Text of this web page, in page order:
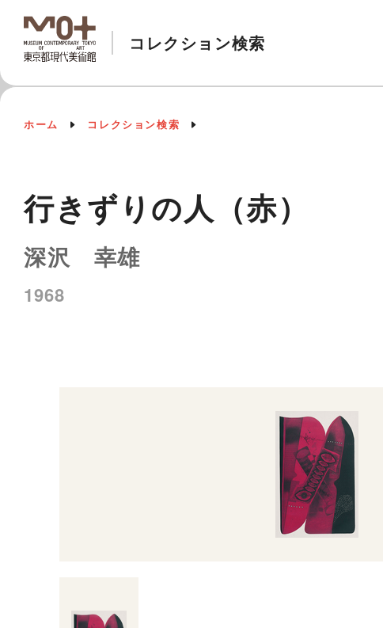
コレクション検索
ホーム コレクション検索
行きずりの人（赤）
深沢 幸雄
1968